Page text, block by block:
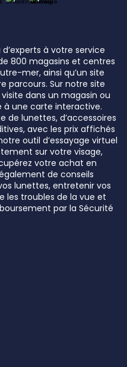
à votre service
800 magasins et centres
mer, ainsi qu’un site
parcours. Sur notre site
dans un magasin ou
à une carte interactive.
de lunettes, d’accessoires
avec les prix affichés
outil d’essayage virtuel
sur votre visage,
votre achat en
de conseils
lunettes, entretenir vos
les troubles de la vue et
par la Sécurité